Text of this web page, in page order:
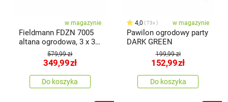
w magazynie
Fieldmann FDZN 7005
altana ogrodowa, 3 x 3
579,99 zł
349,99zł
Do koszyka
4,0 73x w magazynie
Pawilon ogrodowy party
DARK GREEN
199,99 zł
152,99zł
Do koszyka